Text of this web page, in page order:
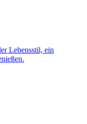
Lebensstil, ein